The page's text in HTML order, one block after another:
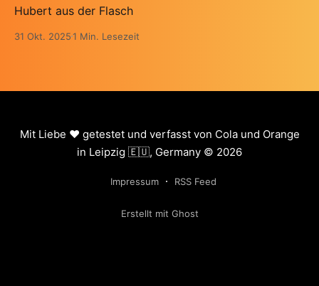
Hubert aus der Flasch
31 Okt. 20251 Min. Lesezeit
Mit Liebe ❤️ getestet und verfasst von Cola und Orange
in Leipzig 🇪🇺, Germany © 2026
Impressum RSS Feed
Erstellt mit Ghost